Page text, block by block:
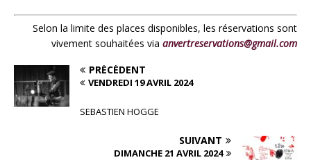
Selon la limite des places disponibles, les réservations sont
vivement souhaitées via anvertreservations@gmail.com
PRÉCÉDENT
VENDREDI 19 AVRIL 2024
SEBASTIEN HOGGE
SUIVANT
DIMANCHE 21 AVRIL 2024